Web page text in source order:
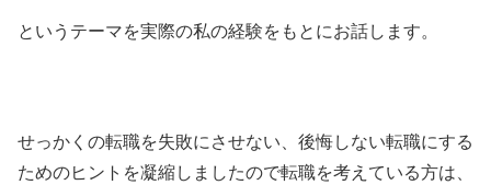
というテーマを実際の私の経験をもとにお話します。
せっかくの転職を失敗にさせない、後悔しない転職にする
ためのヒントを凝縮しましたので転職を考えている方は、